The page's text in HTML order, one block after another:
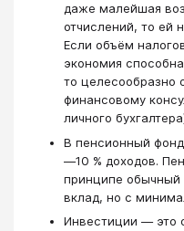
даже малейшая
отчислений, то ей
Если объём
экономия
то целесообразно
финансовому
личного
В пенсионный
—10 % доходов.
принципе обычный
вклад, но с
Инвестиции — это